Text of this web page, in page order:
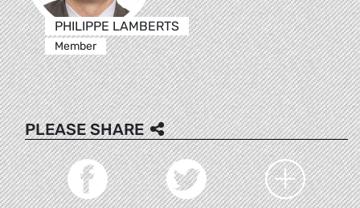
PHILIPPE LAMBERTS
Member
PLEASE SHARE